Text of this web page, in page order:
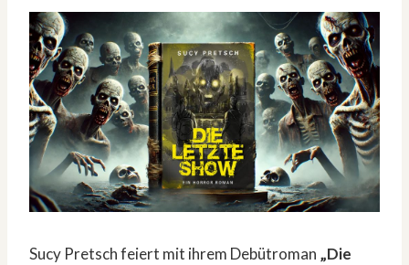
Sucy Pretsch feiert mit ihrem Debütroman „Die